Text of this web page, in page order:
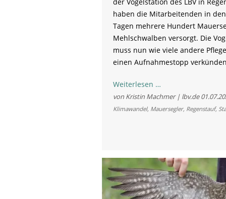
haben die Mitarbeitenden in
Tagen mehrere Hundert
Mehlschwalben versorgt. Die
muss nun wie viele andere
einen Aufnahmestopp
Weiterlesen …Hitzewelle
bringt
Mauersegler
Lebensgefahr
-
Aufnahmestopp
in
von Kristin Machmer | lbv.de
Klimawandel, Mauersegler, Regenstauf,